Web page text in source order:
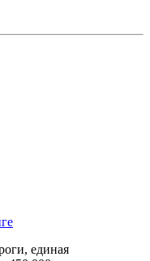
единая